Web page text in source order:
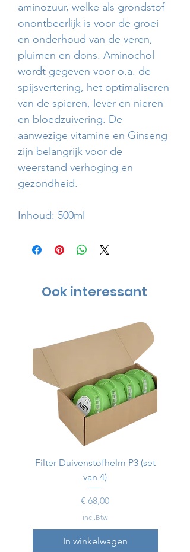
aminozuur, welke als grondstof
onontbeerlijk is voor de groei
en onderhoud van de veren,
pluimen en dons. Aminochol
wordt gegeven voor o.a. de
spijsvertering, het optimaliseren
van de spieren, lever en nieren
en bloedzuivering. De
aanwezige vitamine en Ginseng
zijn belangrijk voor de
weerstand verhoging en
gezondheid.
Inhoud: 500ml
Ook interessant
Filter Duivenstofhelm P3 (set
van 4)
Prijs
€ 68,00
incl.Btw
In winkelwagen